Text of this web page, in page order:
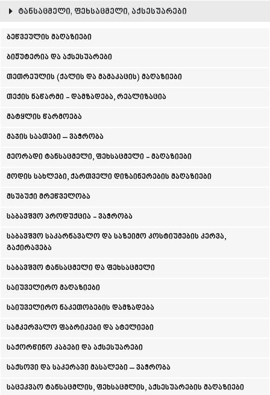
ᲩᲝᲮᲐᲢᲐᲣᲠᲘ
ᲘᲛᲔᲠᲔᲗᲘ
ᲕᲐᲜᲘ
ᲖᲔᲡᲢᲐᲤᲝᲜᲘ
ᲡᲐᲛᲢᲠᲔᲓᲘᲐ
ᲢᲧᲘᲑᲣᲚᲘ
ᲥᲣᲗᲐᲘᲡᲘ
ᲭᲘᲐᲗᲣᲠᲐ
ᲮᲝᲜᲘ
ᲙᲐᲮᲔᲗᲘ
ᲒᲣᲠᲯᲐᲐᲜᲘ
ᲓᲔᲓᲝᲤᲚᲘᲡᲬᲧᲐᲠᲝ
ᲗᲔᲚᲐᲕᲘ
ᲡᲐᲒᲐᲠᲔᲯᲝ
ᲧᲕᲐᲠᲔᲚᲘ
ᲬᲜᲝᲠᲘ
ᲓᲣᲨᲔᲗᲘ
ᲗᲘᲐᲜᲔᲗᲘ
ᲡᲢᲔᲤᲐᲜᲬᲛᲘᲜᲓᲐ (ᲧᲐᲖᲑᲔᲒᲘ)
ᲐᲮᲐᲚᲒᲝᲠᲘ
ტანსაცმელი, ფეხსაცმელი, აქსესუარები
ბეწვეულის მაღაზიები
ბიჟუტერია და აქსესუარები
თეთრეულის (ქალის და მამაკაცის) მაღაზიები
თექის ნაწარმი - დამზადება, რეალიზაცია
მატყლის წარმოება
მაჯის საათები – ვაჭრობა
მეორადი ტანსაცმელი, ფეხსაცმელი - მაღაზიები
მოდის სახლები, ქართველი დიზაინერების მაღაზიები
მსუბუქი მრეწველობა
საბავშვო პროდუქცია - ვაჭრობა
საბავშვო საკარნავალო და საზეიმო კოსტიუმების კერვა,
გაქირავება
საბავშვო ტანსაცმელი და ფეხსაცმელი
საიუველირო მაღაზიები
საიუველირო ნაკეთობების დამზადება
სამკერვალო ფაბრიკები და ატელიები
საქორწინო კაბები და აქსესუარები
საქსოვი და საკერავი მასალები – ვაჭრობა
საცეკვაო ტანსაცმლის, ფეხსაცმლის, აქსესუარების მაღაზიები